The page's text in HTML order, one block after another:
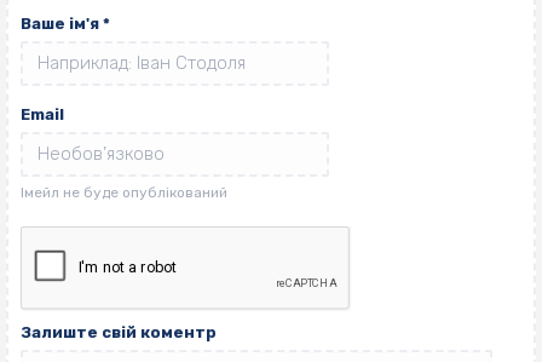
Ваше ім'я *
Email
Залиште свій коментр